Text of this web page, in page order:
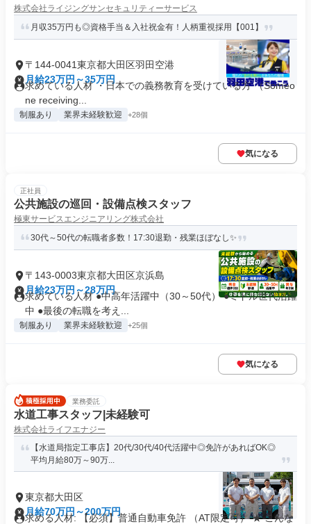
株式会社ライジングサンセキュリティーサービス
月収35万円も◎資格手当＆入社祝金有！人柄重視採用【001】
〒144-0041東京都大田区羽田空港
月給23万円～35万円
求めている人材 ・日本での義務教育を受けている方 （Someo
ne receiving...
制服あり 業界未経験歓迎 +28個
気になる
正社員
公共施設の巡回・設備点検スタッフ
極東サービスエンジニアリング株式会社
30代～50代の転職者多数！17:30退勤・残業ほぼなし✨
〒143-0003東京都大田区京浜島
月給23万円～28万円
求めている人材 ●中高年活躍中（30～50代） ●ミドル世代活躍
中 ●最後の転職を考え...
制服あり 業界未経験歓迎 +25個
気になる
業務委託
水道工事スタッフ|未経験可
株式会社ライフエナジー
【水道局指定工事店】20代/30代/40代活躍中◎免許があればOK◎
平均月給80万～90万...
東京都大田区
月給70万円～200万円
求める人材: 【必須】普通自動車免許 （AT限定可） ★ こんな